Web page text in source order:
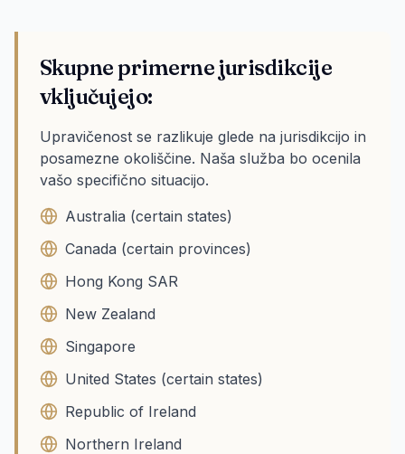
Skupne primerne jurisdikcije
vključujejo:
Upravičenost se razlikuje glede na jurisdikcijo in
posamezne okoliščine. Naša služba bo ocenila
vašo specifično situacijo.
Australia (certain states)
Canada (certain provinces)
Hong Kong SAR
New Zealand
Singapore
United States (certain states)
Republic of Ireland
Northern Ireland